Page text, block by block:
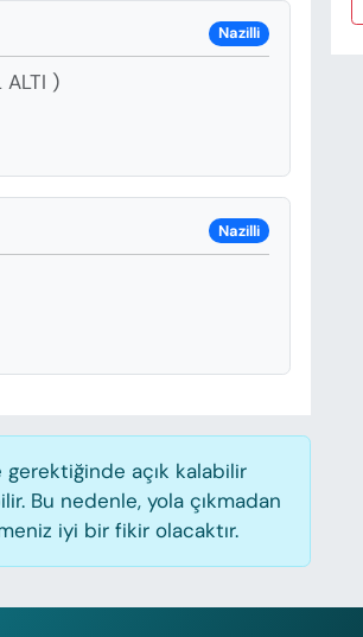
Nazilli
ALTI )
Nazilli
gerektiğinde açık kalabilir
Bu nedenle, yola çıkmadan
iyi bir fikir olacaktır.